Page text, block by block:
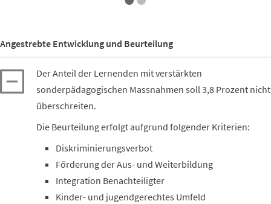
Angestrebte Entwicklung und Beurteilung
Der Anteil der Lernenden mit verstärkten
sonderpädagogischen Massnahmen soll 3,8 Prozent nicht
überschreiten.
Die Beurteilung erfolgt aufgrund folgender Kriterien:
Diskriminierungsverbot
Förderung der Aus- und Weiterbildung
Integration Benachteiligter
Kinder- und jugendgerechtes Umfeld